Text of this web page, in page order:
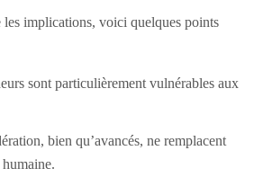
implications, voici quelques points
sont particulièrement vulnérables aux
bien qu’avancés, ne remplacent